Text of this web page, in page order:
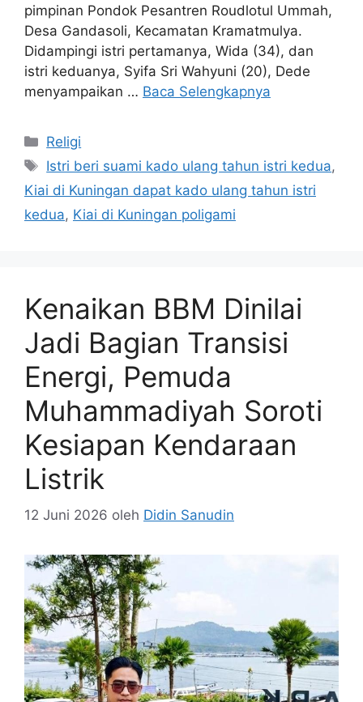
pimpinan Pondok Pesantren Roudlotul Ummah,
Desa Gandasoli, Kecamatan Kramatmulya.
Didampingi istri pertamanya, Wida (34), dan
istri keduanya, Syifa Sri Wahyuni (20), Dede
menyampaikan … Baca Selengkapnya
Kategori
Religi
Tag
Istri beri suami kado ulang tahun istri kedua,
Kiai di Kuningan dapat kado ulang tahun istri
kedua, Kiai di Kuningan poligami
Kenaikan BBM Dinilai
Jadi Bagian Transisi
Energi, Pemuda
Muhammadiyah Soroti
Kesiapan Kendaraan
Listrik
12 Juni 2026 oleh Didin Sanudin